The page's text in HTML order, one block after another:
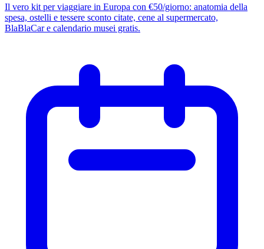
Il vero kit per viaggiare in Europa con €50/giorno: anatomia della
spesa, ostelli e tessere sconto citate, cene al supermercato,
BlaBlaCar e calendario musei gratis.